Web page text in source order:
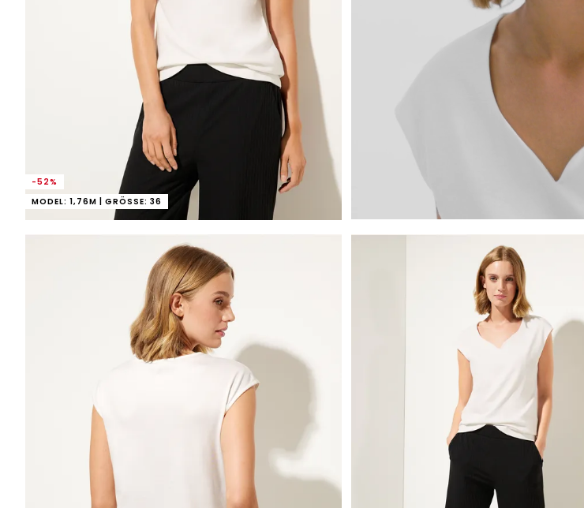
-52%
MODEL: 1,76M | GRÖSSE: 36